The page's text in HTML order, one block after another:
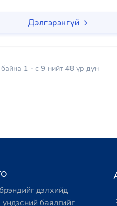
Дэлгэрэнгүй
1 - с 9 нийт 48 үр дүн
дэлхийд
баялгийг